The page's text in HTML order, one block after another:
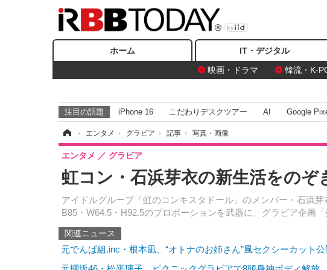
ホーム IT・デジタル
映画・ドラマ
韓流・K-
注目の話題 iPhone 16 こだわりデスクツアー AI Google
› エンタメ › グラビア › 記事 › 写真・画像
虹コン・石浜芽衣の新生活をのぞ
アイドルグループ「虹のコンキスタドール」のメンバー・石浜
B85・W64.5・H92.5のプロポーションを武器に、グラビア企画
エンタメ グラビア
関連ニュース
元でんぱ組.inc・根本凪、“オトナのお姉さん”風セクシーカット公